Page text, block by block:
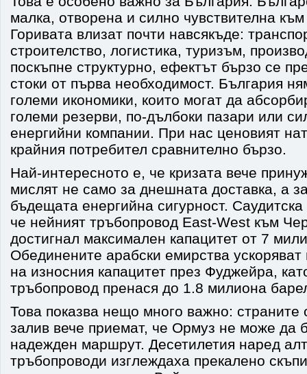
малка, отворена и силно чувствителна
Горивата влизат почти навсякъде:
строителство, логистика, туризъм,
поскъпне структурно, ефектът бързо се
стоки от първа необходимост. България
големи икономики, които могат да
големи резерви, по-дълбоки пазари или
енергийни компании. При нас ценовият
крайния потребител сравнително бързо.
Най-интересното е, че кризата вече
мислят не само за днешната доставка, а
бъдещата енергийна сигурност.
че нейният тръбопровод East-West към
достигнал максимален капацитет от 7
Обединените арабски емирства ускоряват
на износния капацитет през Фуджейра,
тръбопровод пренася до 1.8 милиона
Това показва нещо много важно: страните
залив вече приемат, че Ормуз не може да
надежден маршрут. Десетилетия наред
тръбопроводи изглеждаха прекалено